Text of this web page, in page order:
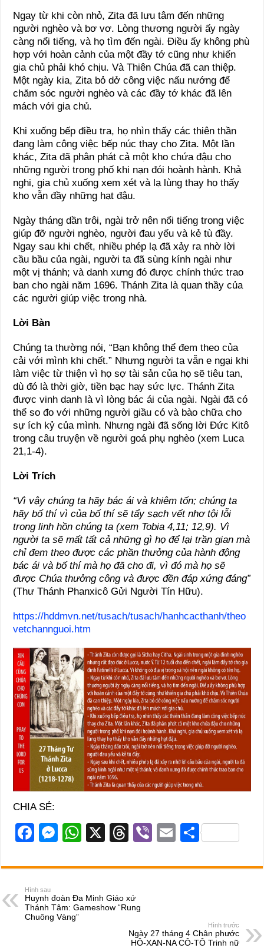
Ngay từ khi còn nhỏ, Zita đã lưu tâm đến những
người nghèo và bơ vơ. Lòng thương người ấy ngày
càng nổi tiếng, và họ tìm đến ngài. Ðiều ấy không phù
hợp với hoàn cảnh của một đầy tớ cũng như khiến
gia chủ phải khó chịu. Và Thiên Chúa đã can thiệp.
Một ngày kia, Zita bỏ dở công việc nấu nướng để
chăm sóc người nghèo và các đầy tớ khác đã lên
mách với gia chủ.
Khi xuống bếp điều tra, họ nhìn thấy các thiên thần
đang làm công việc bếp núc thay cho Zita. Một lần
khác, Zita đã phân phát cả một kho chứa đậu cho
những người trong phố khi nạn đói hoành hành. Khả
nghi, gia chủ xuống xem xét và lạ lùng thay họ thấy
kho vẫn đầy những hạt đậu.
Ngày tháng dần trôi, ngài trở nên nổi tiếng trong việc
giúp đỡ người nghèo, người đau yếu và kẻ tù đầy.
Ngay sau khi chết, nhiều phép lạ đã xảy ra nhờ lời
cầu bầu của ngài, người ta đã sùng kính ngài như
một vị thánh; và danh xưng đó được chính thức trao
ban cho ngài năm 1696. Thánh Zita là quan thầy của
các người giúp việc trong nhà.
Lời Bàn
Chúng ta thường nói, “Bạn không thể đem theo của
cải với mình khi chết.” Nhưng người ta vẫn e ngại khi
làm việc từ thiện vì họ sợ tài sản của họ sẽ tiêu tan,
dù đó là thời giờ, tiền bạc hay sức lực. Thánh Zita
được vinh danh là vì lòng bác ái của ngài. Ngài đã có
thể so đo với những người giầu có và bào chữa cho
sự ích kỷ của mình. Nhưng ngài đã sống lời Ðức Kitô
trong câu truyện về người goá phụ nghèo (xem Luca
21,1-4).
Lời Trích
“Vì vậy chúng ta hãy bác ái và khiêm tốn; chúng ta
hãy bố thí vì của bố thí sẽ tẩy sạch vết nhơ tội lỗi
trong linh hồn chúng ta (xem Tobia 4,11; 12,9). Vì
người ta sẽ mất tất cả những gì họ để lại trần gian mà
chỉ đem theo được các phần thưởng của hành động
bác ái và bố thí mà họ đã cho đi, vì đó mà họ sẽ
được Chúa thưởng công và được đền đáp xứng đáng”
(Thư Thánh Phanxicô Gửi Người Tín Hữu).
https://hddmvn.net/tusach/tusach/hanhcacthanh/theo
vetchannguoi.htm
CHIA SẺ:
F
c
e
b
o
M
ss
n
g
W
at
A
X
T
e
d
s
Vi
er
E
ail
S
ar
Hình sau
Huynh đoàn Đa Minh Giáo xứ
Thánh Tâm: Gameshow “Rung
Chuông Vàng”
Hình trước
Ngày 27 tháng 4 Chân phước
HÔ-XAN-NA CÔ-TÔ Trinh nữ